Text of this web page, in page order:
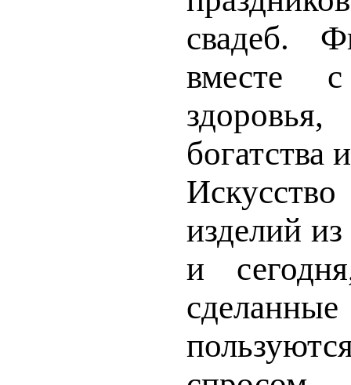
свадеб.
вместе
богатства
изделий
и